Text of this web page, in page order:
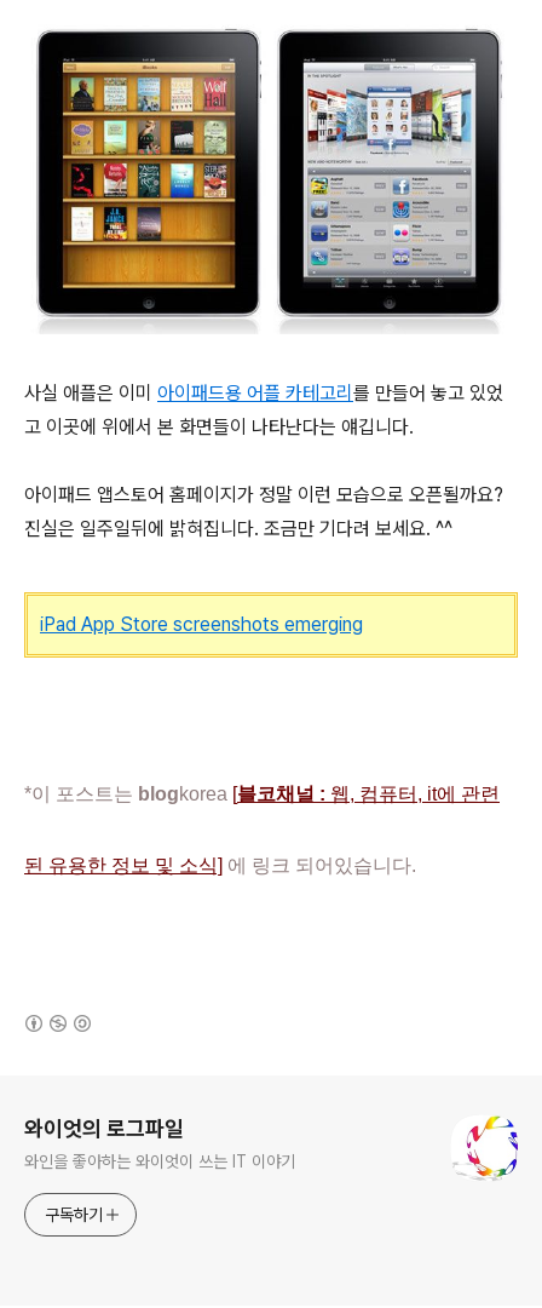
사실 애플은 이미 아이패드용 어플 카테고리 를 만들어 놓고 있었
고 이곳에 위에서 본 화면들이 나타난다는 얘깁니다.
아이패드 앱스토어 홈페이지가 정말 이런 모습으로 오픈될까요?
진실은 일주일뒤에 밝혀집니다. 조금만 기다려 보세요. ^^
iPad App Store screenshots emerging
*이 포스트는 blogkorea [블코채널 : 웹, 컴퓨터, it에 관련
된 유용한 정보 및 소식] 에 링크 되어있습니다.
와이엇의 로그파일
와인을 좋아하는 와이엇이 쓰는 IT 이야기
구독하기